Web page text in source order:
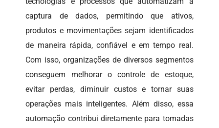
captura de dados, permitindo que ativos,
produtos e movimentações sejam identificados
de maneira rápida, confiável e em tempo real.
Com isso, organizações de diversos segmentos
conseguem melhorar o controle de estoque,
evitar perdas, diminuir custos e tornar suas
operações mais inteligentes. Além disso, essa
automação contribui diretamente para tomadas